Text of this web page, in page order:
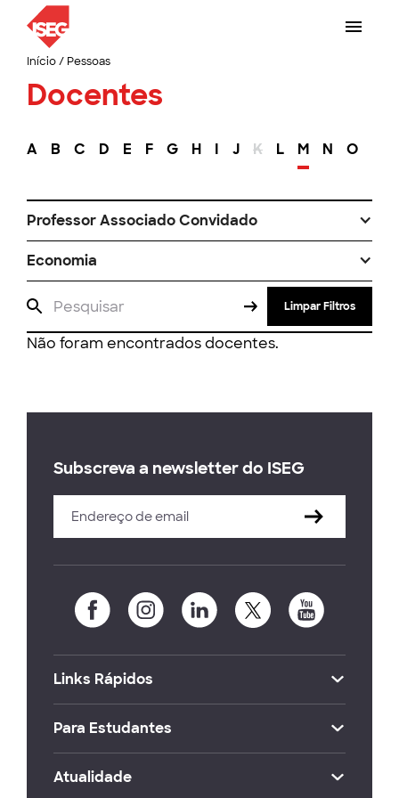
Início/ Pessoas
Docentes
A B C D E F G H I J K L M N O
Professor Associado Convidado
Economia
Limpar Filtros
Não foram encontrados docentes.
Subscreva a newsletter do ISEG
Links Rápidos
Para Estudantes
Atualidade